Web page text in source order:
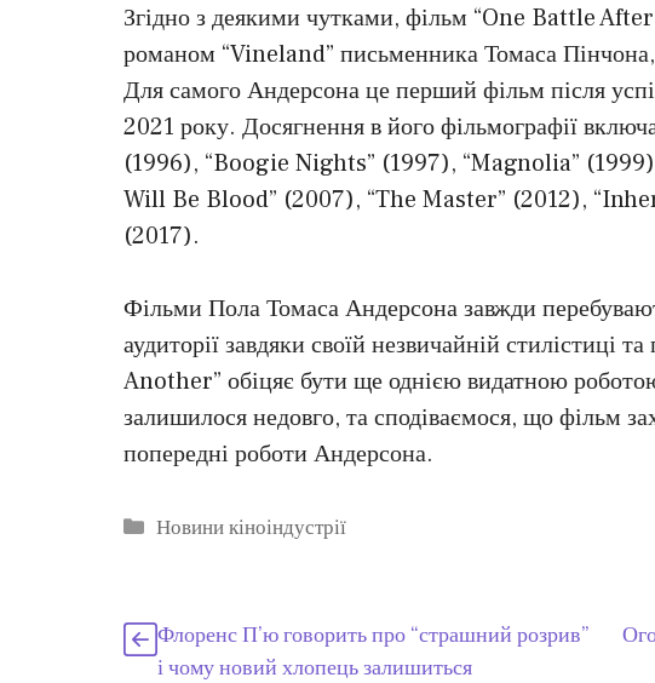
Згідно з деякими чутками, фільм “One Battle
романом “Vineland” письменника Томаса
Для самого Андерсона це перший фільм після
2021 року. Досягнення в його фільмографії
(1996), “Boogie Nights” (1997), “Magnolia”
Will Be Blood” (2007), “The Master” (2012),
(2017).
Фільми Пола Томаса Андерсона завжди
аудиторії завдяки своїй незвичайній
Another” обіцяє бути ще однією видатною
залишилося недовго, та сподіваємося, що фільм
попередні роботи Андерсона.
Категорії
Новини кіноіндустрії
Флоренс П’ю говорить про “страшний розрив”
і чому новий хлопець залишиться